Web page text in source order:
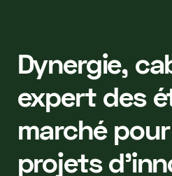
Dynergie,
expert des
marché
projets